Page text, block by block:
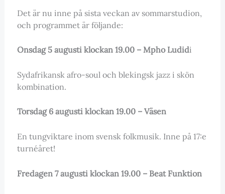
Det är nu inne på sista veckan av sommarstudion,
och programmet är följande:
Onsdag 5 augusti klockan 19.00 – Mpho Ludidi
Sydafrikansk afro-soul och blekingsk jazz i skön
kombination.
Torsdag 6 augusti klockan 19.00 – Väsen
En tungviktare inom svensk folkmusik. Inne på 17:e
turnéåret!
Fredagen 7 augusti klockan 19.00 – Beat Funktion